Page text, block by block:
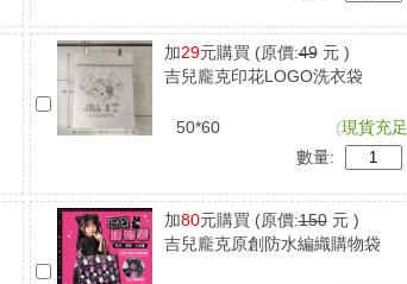
加29元購買 (原價:49元 )
吉兒龐克印花LOGO洗衣袋
50*60 (現貨充足
數量:
加80元購買 (原價:150元 )
吉兒龐克原創防水編織購物袋